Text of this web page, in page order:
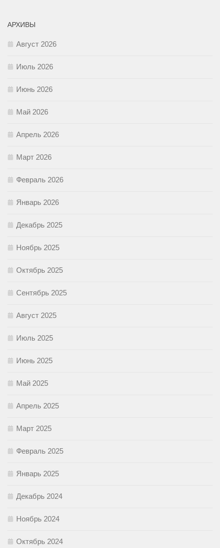
АРХИВЫ
Август 2026
Июль 2026
Июнь 2026
Май 2026
Апрель 2026
Март 2026
Февраль 2026
Январь 2026
Декабрь 2025
Ноябрь 2025
Октябрь 2025
Сентябрь 2025
Август 2025
Июль 2025
Июнь 2025
Май 2025
Апрель 2025
Март 2025
Февраль 2025
Январь 2025
Декабрь 2024
Ноябрь 2024
Октябрь 2024